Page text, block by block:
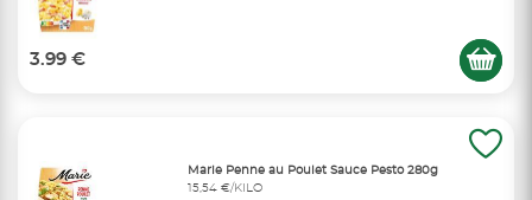
3.99 €
Marie Penne au Poulet Sauce Pesto 280g
15,54 €/KILO